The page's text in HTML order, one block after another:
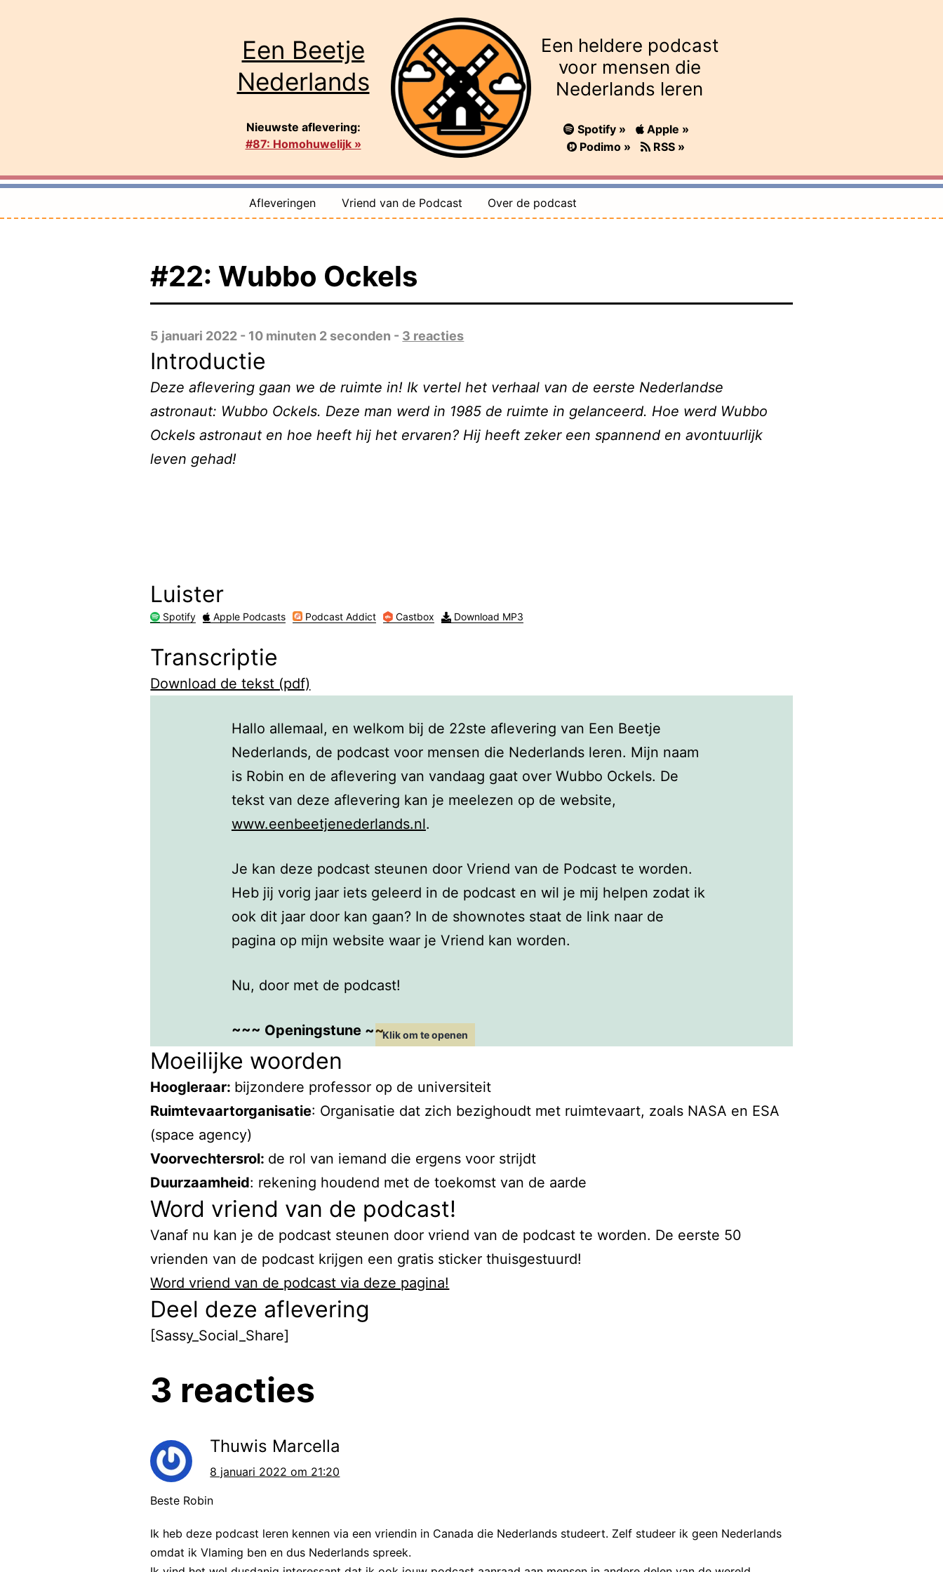
Een Beetje
Nederlands
Nieuwste aflevering:
#87: Homohuwelijk »
Een heldere podcast
voor mensen die
Nederlands leren
Spotify »
Apple »
Podimo »
RSS »
Afleveringen Vriend van de Podcast Over de podcast
#22: Wubbo Ockels
5 januari 2022 - 10 minuten 2 seconden - 3 reacties
Introductie
Deze aflevering gaan we de ruimte in! Ik vertel het verhaal van de eerste Nederlandse
astronaut: Wubbo Ockels. Deze man werd in 1985 de ruimte in gelanceerd. Hoe werd Wubbo
Ockels astronaut en hoe heeft hij het ervaren? Hij heeft zeker een spannend en avontuurlijk
leven gehad!
Luister
Spotify Apple Podcasts Podcast Addict Castbox Download MP3
Transcriptie
Download de tekst (pdf)
Hallo allemaal, en welkom bij de 22ste aflevering van Een Beetje
Nederlands, de podcast voor mensen die Nederlands leren. Mijn naam
is Robin en de aflevering van vandaag gaat over Wubbo Ockels. De
tekst van deze aflevering kan je meelezen op de website,
www.eenbeetjenederlands.nl.
Je kan deze podcast steunen door Vriend van de Podcast te worden.
Heb jij vorig jaar iets geleerd in de podcast en wil je mij helpen zodat ik
ook dit jaar door kan gaan? In de shownotes staat de link naar de
pagina op mijn website waar je Vriend kan worden.
Nu, door met de podcast!
~~~ Openingstune ~~
In de podcast van vandaag gaan we het niet hebben over ons platte
landje, maar gaan we naar de ruimte! Vandaag ga ik vertellen over
Wubbo Ockels, de man die in 1986 de eerste Nederlandse astronaut
werd. Dat feit is op zich al interessant genoeg, maar het was ook naast
zijn carrière als astronaut een interessante man.
Wubbo Ockels is geboren in 1946, vlak na de oorlog dus. Hij is geboren
in Almelo, een stad in het oosten van Nederland, in de regio Twente.
Maar daar heeft hij niet lang gewoond, hij is opgegroeid in Zuid-
Holland. Na de middelbare school ging hij natuurkunde en wiskunde
studeren in Groningen. Hij was een goede student en doorliep het hele
Nederlandse universitaire systeem. Uiteindelijk werd hij hoogleraar aan
In 1977, toen Ockels 31 jaar was, gebeurde er iets dat zijn leven zou
advertentie. De kop van de advertentie was simpel: ‘astronaut gezocht’.
De advertentie was geplaatst door de Europese ruimtevaartorganisatie.
mee te doen. Hij heeft zelf wel eens gezegd dat hij, als overtuigd
Moeilijke woorden
Hoogleraar: bijzondere professor op de universiteit
Ruimtevaartorganisatie: Organisatie dat zich bezighoudt met ruimtevaart, zoals NASA en ESA
(space agency)
Voorvechtersrol: de rol van iemand die ergens voor strijdt
Duurzaamheid: rekening houdend met de toekomst van de aarde
Word vriend van de podcast!
Vanaf nu kan je de podcast steunen door vriend van de podcast te worden. De eerste 50
vrienden van de podcast krijgen een gratis sticker thuisgestuurd!
Word vriend van de podcast via deze pagina!
Deel deze aflevering
[Sassy_Social_Share]
3 reacties
Thuwis Marcella
8 januari 2022 om 21:20
Beste Robin
Ik heb deze podcast leren kennen via een vriendin in Canada die Nederlands studeert. Zelf studeer ik geen Nederlands
omdat ik Vlaming ben en dus Nederlands spreek.